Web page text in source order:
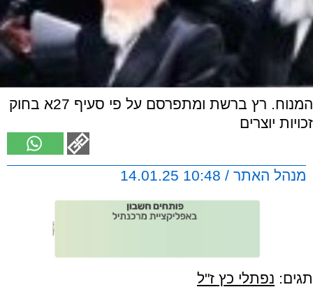
המנוח. רץ ברשת ומתפרסם על פי סעיף 27א בחוק
זכויות יוצרים
מנהל האתר / 10:48 14.01.25
תגים: נפתלי כץ ז"ל